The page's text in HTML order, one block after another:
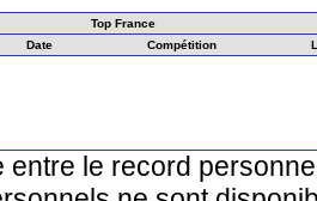
Top France
Date Compétition
entre le record